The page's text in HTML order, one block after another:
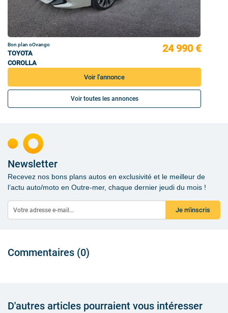
Bon plan oOvango
TOYOTA
COROLLA
24 990 €
Voir l'annonce
Voir toutes les annonces
Newsletter
Recevez nos bons plans autos en exclusivité et le meilleur de
l’actu auto/moto en Outre-mer, chaque dernier jeudi du mois !
Je m'inscris
Commentaires (0)
D'autres articles pourraient vous intéresser